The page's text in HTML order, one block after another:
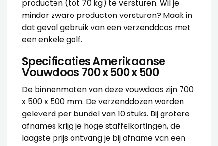
producten (tot 70 kg) te versturen. Wil je
minder zware producten versturen? Maak in
dat geval gebruik van een verzenddoos met
eenenkele golf.
Specificaties Amerikaanse
Vouwdoos 700 x 500 x 500
De binnenmaten van deze vouwdoos zijn 700
x 500 x 500 mm. De verzenddozen worden
geleverd per bundel van 10 stuks. Bij grotere
afnames krijg je hoge staffelkortingen, de
laagste prijs ontvang je bij afname van een